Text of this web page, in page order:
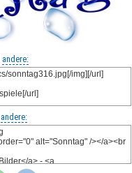
andere:
andere: